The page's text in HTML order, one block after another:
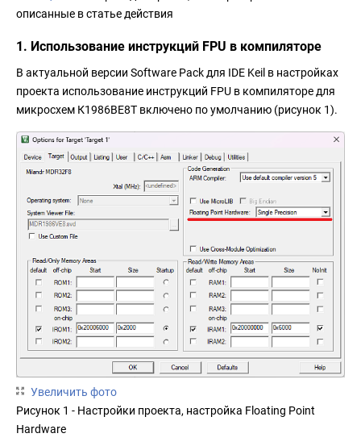
описанные в статье действия
1. Использование инструкций FPU в компиляторе
В актуальной версии Software Pack для IDE Keil в настройках
проекта использование инструкций FPU в компиляторе для
микросхем К1986ВЕ8Т включено по умолчанию (рисунок 1).
Увеличить фото
Рисунок 1 - Настройки проекта, настройка Floating Point
Hardware